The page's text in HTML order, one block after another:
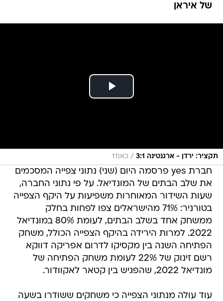
של איראן
תקציר: ירדן - ארגנטינה 3:1 / כאן11
חברת yes פרסמה היום (שני) נתוני צפייה המסכמים
את שלב הבתים של המונדיאל. על פי נתוני החברה,
שעות השידור המאוחרות משפיעות על היקף הצפייה
בטורניר: 71% מהישראלים צפו לפחות בחלק
ממשחק אחד בשלב הבתים, לעומת 80% במונדיאל
2022. למרות הירידה בהיקף הצפייה הכולל, משחק
הפתיחה השנה בין מקסיקו לדרום אפריקה דווקא
רשם זינוק של 22% לעומת משחק הפתיחה של
מונדיאל 2022, שהפגיש בין קטאר לאקוודור.
עוד עולה מנתוני הצפייה כי משחקים ששודרו בשעה